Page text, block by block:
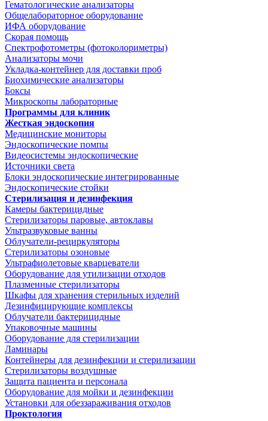
Гематологические анализаторы
Общелабораторное оборудование
ИФА оборудование
Скорая помощь
Спектрофотометры (фотоколориметры)
Анализаторы мочи
Укладка-контейнер для доставки проб
Биохимические анализаторы
Боксы
Микроскопы лабораторные
Программы для клиник
Жесткая эндоскопия
Медицинские мониторы
Эндоскопические помпы
Видеосистемы эндоскопические
Источники света
Блоки эндоскопические интегрированные
Эндоскопические стойки
Стерилизация и дезинфекция
Камеры бактерицидные
Стерилизаторы паровые, автоклавы
Ультразвуковые ванны
Облучатели-рециркуляторы
Стерилизаторы озоновые
Ультрафиолетовые кварцеватели
Оборудование для утилизации отходов
Плазменные стерилизаторы
Шкафы для хранения стерильных изделий
Дезинфицирующие комплексы
Облучатели бактерицидные
Упаковочные машины
Оборудование для стерилизации
Ламинары
Контейнеры для дезинфекции и стерилизации
Стерилизаторы воздушные
Защита пациента и персонала
Оборудование для мойки и дезинфекции
Установки для обеззараживания отходов
Проктология